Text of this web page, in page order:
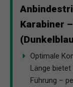
Karabiner
Optimale
Länge bietet
Führung –